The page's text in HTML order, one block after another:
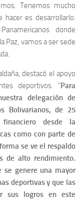
Tenemos mucho
es desarrollarlo.
donde
Paz, vamos a ser sede
destacó el apoyo
deportivos. “Para
delegación de
Bolivarianos, de 25
desde la
como con parte de
se ve el respaldo
de alto rendimiento.
se genere una mayor
deportivas y que las
sus logros en este